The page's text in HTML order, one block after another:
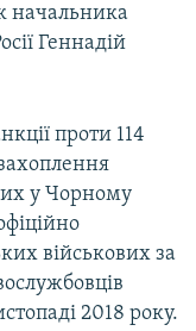
начальника
Геннадій
проти 114
у Чорному
військових за
2018 року.